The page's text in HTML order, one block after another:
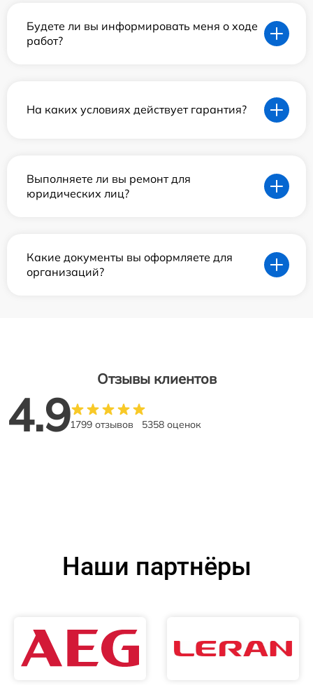
Будете ли вы информировать меня о ходе
работ?
На каких условиях действует гарантия?
Выполняете ли вы ремонт для
юридических лиц?
Какие документы вы оформляете для
организаций?
Отзывы клиентов
4.91799 отзывов 5358 оценок
Наши партнёры